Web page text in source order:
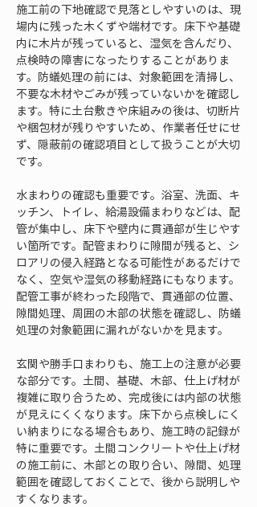
施工前の下地確認で見落としやすいのは、現
場内に残った木くずや端材です。床下や基礎
内に木片が残っていると、湿気を含んだり、
点検時の障害になったりすることがありま
す。防蟻処理の前には、対象範囲を清掃し、
不要な木材やごみが残っていないかを確認し
ます。特に土台敷きや床組みの後は、切断片
や梱包材が残りやすいため、作業者任せにせ
ず、隠蔽前の確認項目として扱うことが大切
です。
水まわりの確認も重要です。浴室、洗面、キ
ッチン、トイレ、給湯設備まわりなどは、配
管が集中し、床下や壁内に貫通部が生じやす
い箇所です。配管まわりに隙間が残ると、シ
ロアリの侵入経路となる可能性があるだけで
なく、空気や湿気の移動経路にもなります。
配管工事が終わった段階で、貫通部の位置、
隙間処理、周囲の木部の状態を確認し、防蟻
処理の対象範囲に漏れがないかを見ます。
玄関や勝手口まわりも、施工上の注意が必要
な部分です。土間、基礎、木部、仕上げ材が
複雑に取り合うため、完成後には内部の状態
が見えにくくなります。床下から点検しにく
い納まりになる場合もあり、施工時の記録が
特に重要です。土間コンクリートや仕上げ材
の施工前に、木部との取り合い、隙間、処理
範囲を確認しておくことで、後から説明しや
すくなります。